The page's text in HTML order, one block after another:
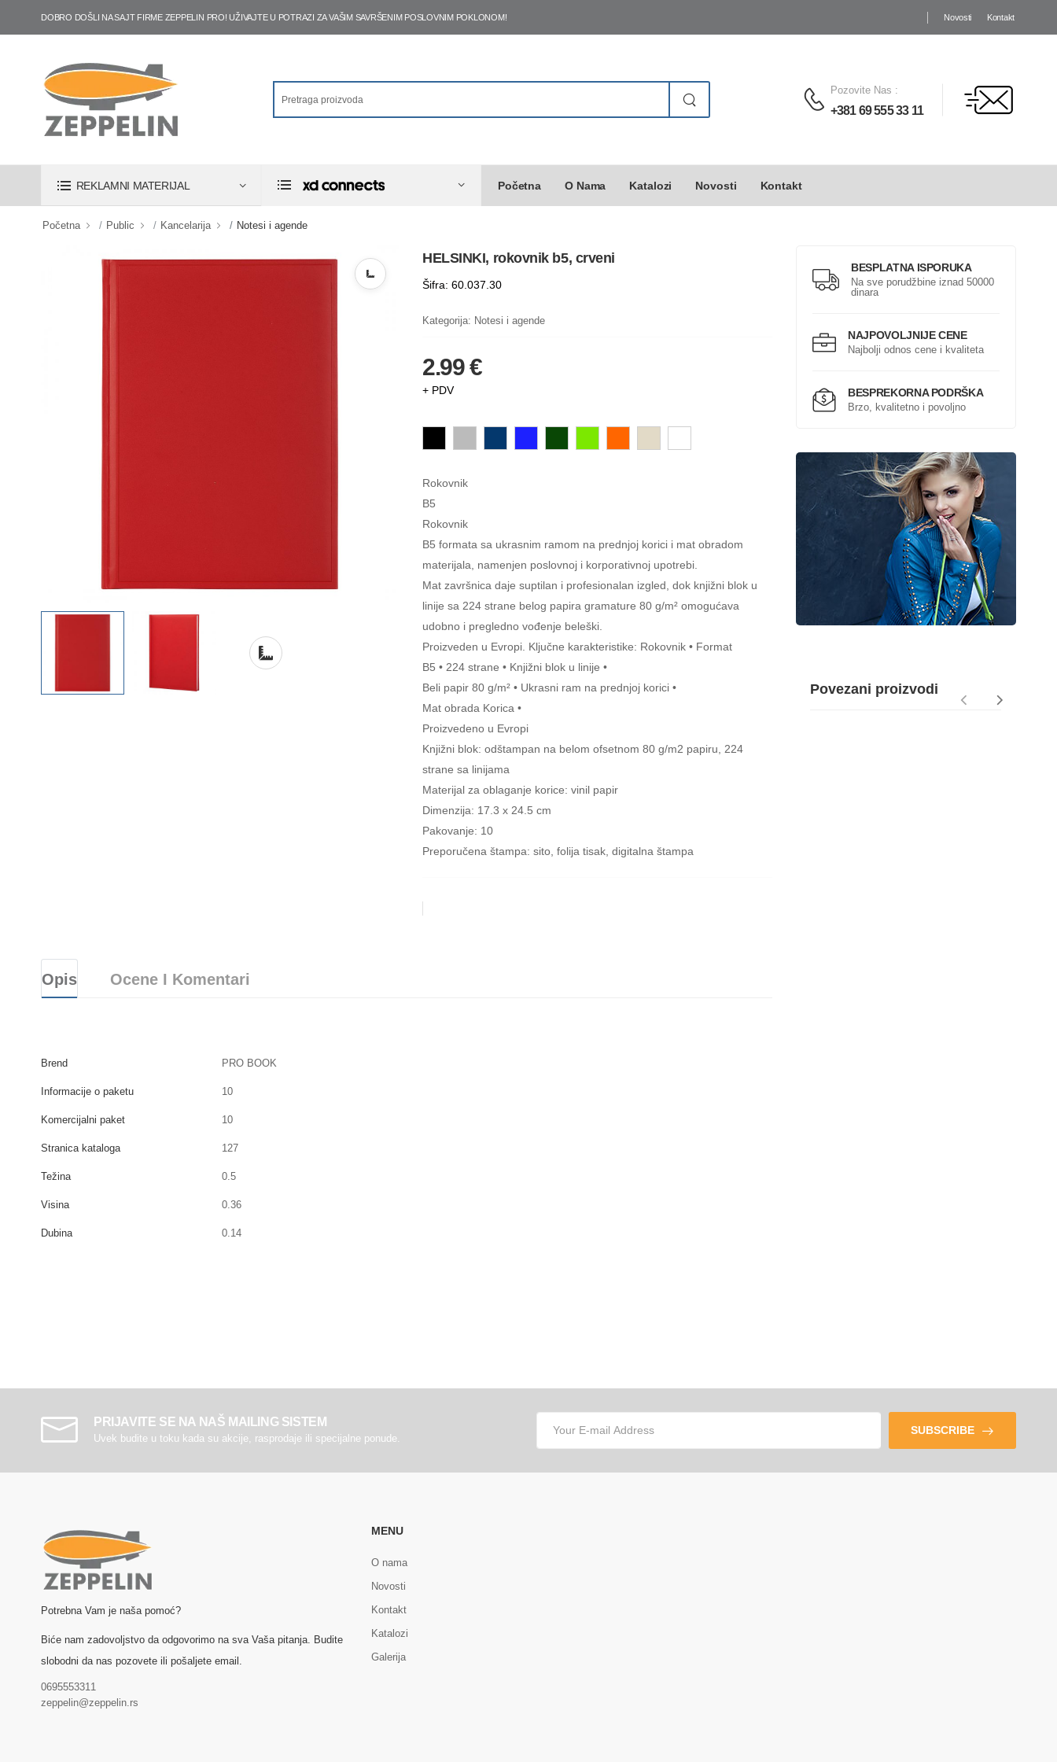
DOBRO DOŠLI NA SAJT FIRME ZEPPELIN PRO! UŽIVAJTE U POTRAZI ZA VAŠIM SAVRŠENIM POSLOVNIM POKLONOM! Novosti Kontakt
Pozovite Nas :
+381 69 555 33 11
REKLAMNI MATERIJAL Početna O Nama Katalozi Novosti Kontakt
Početna Public Kancelarija Notesi i agende
HELSINKI, rokovnik b5, crveni
Šifra: 60.037.30
Kategorija: Notesi i agende
2.99 €
+ PDV
Rokovnik
B5
Rokovnik
B5 formata sa ukrasnim ramom na prednjoj korici i mat obradom
materijala, namenjen poslovnoj i korporativnoj upotrebi.
Mat završnica daje suptilan i profesionalan izgled, dok knjižni blok u
linije sa 224 strane belog papira gramature 80 g/m² omogućava
udobno i pregledno vođenje beleški.
Proizveden u Evropi. Ključne karakteristike: Rokovnik • Format
B5 • 224 strane • Knjižni blok u linije •
Beli papir 80 g/m² • Ukrasni ram na prednjoj korici •
Mat obrada Korica •
Proizvedeno u Evropi
Knjižni blok: odštampan na belom ofsetnom 80 g/m2 papiru, 224
strane sa linijama
Materijal za oblaganje korice: vinil papir
Dimenzija: 17.3 x 24.5 cm
Pakovanje: 10
Preporučena štampa: sito, folija tisak, digitalna štampa
Opis Ocene I Komentari
Brend PRO BOOK
Informacije o paketu 10
Komercijalni paket 10
Stranica kataloga 127
Težina 0.5
Visina 0.36
Dubina 0.14
BESPLATNA ISPORUKA
Na sve porudžbine iznad 50000
dinara
NAJPOVOLJNIJE CENE
Najbolji odnos cene i kvaliteta
BESPREKORNA PODRŠKA
Brzo, kvalitetno i povoljno
Povezani proizvodi
PRIJAVITE SE NA NAŠ MAILING SISTEM
Uvek budite u toku kada su akcije, rasprodaje ili specijalne ponude.
SUBSCRIBE
Potrebna Vam je naša pomoć?
Biće nam zadovoljstvo da odgovorimo na sva Vaša pitanja. Budite
slobodni da nas pozovete ili pošaljete email.
0695553311
zeppelin@zeppelin.rs
MENU
O nama
Novosti
Kontakt
Katalozi
Galerija